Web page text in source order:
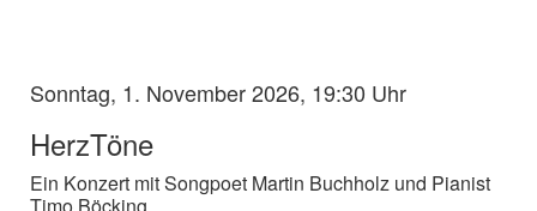
Sonntag, 1. November 2026, 19:30 Uhr
HerzTöne
Ein Konzert mit Songpoet Martin Buchholz und Pianist
Timo Böcking.